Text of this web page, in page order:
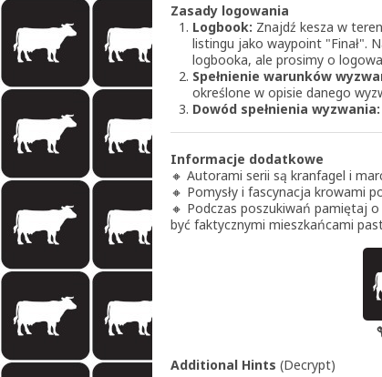
Zasady logowania
Logbook: Znajdź kesza w
listingu jako waypoint "Finał".
logbooka, ale prosimy o
Spełnienie warunków
określone w opisie danego
Dowód spełnienia wyzwania:
Informacje dodatkowe
🔸 Autorami serii są kranfagel i
🔸 Pomysły i fascynacja krowami
🔸 Podczas poszukiwań pamiętaj
być faktycznymi mieszkańcami
Additional Hints (Decrypt)